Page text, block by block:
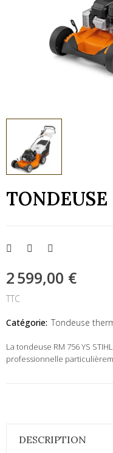
TONDEUSE
2 599,00 €
TTC
Catégorie: Tondeuse
La tondeuse RM 756 YS
professionnelle
DESCRIPTION